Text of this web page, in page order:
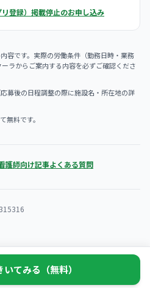
登録） 掲載停止のお申し込み
容です。実際の労働条件（勤務日時・業務
ラからご案内する内容を必ずご確認くださ
募後の日程調整の際に施設名・所在地の詳
無料です。
護師向け記事よくある質問
てみる（無料）